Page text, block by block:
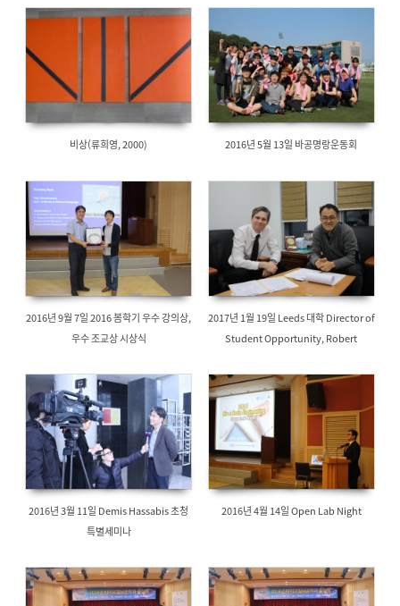
비상(류희영, 2000) 2016년 5월 13일 바공명랑운동회
2016년 9월 7일 2016 봄학기 우수 강의상,
우수 조교상 시상식
2017년 1월 19일 Leeds 대학 Director of
Student Opportunity, Robert
2016년 3월 11일 Demis Hassabis 초청
특별세미나
2016년 4월 14일 Open Lab Night